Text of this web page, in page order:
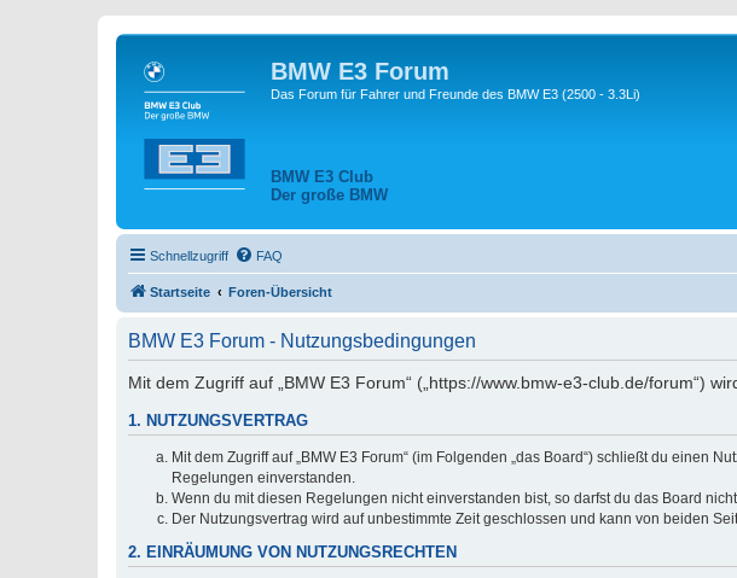
BMW E3 Forum
Das Forum für Fahrer und Freunde des BMW E3 (2500 - 3.3Li)
BMW E3 Club
Der große BMW
Schnellzugriff FAQ
Startseite Foren-Übersicht
BMW E3 Forum - Nutzungsbedingungen
Mit dem Zugriff auf „BMW E3 Forum“ („https://www.bmw-e3-club.de/forum“)
1. NUTZUNGSVERTRAG
Mit dem Zugriff auf „BMW E3 Forum“ (im Folgenden „das Board“) schließt du einen
Regelungen einverstanden.
Wenn du mit diesen Regelungen nicht einverstanden bist, so darfst du das Board
Der Nutzungsvertrag wird auf unbestimmte Zeit geschlossen und kann von beiden
2. EINRÄUMUNG VON NUTZUNGSRECHTEN